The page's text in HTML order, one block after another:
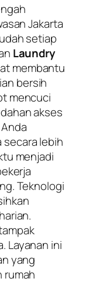
Jakarta
setiap
Laundry
membantu
bersih
mencuci
akses
lebih
menjadi
Teknologi
Layanan ini
yang
rumah